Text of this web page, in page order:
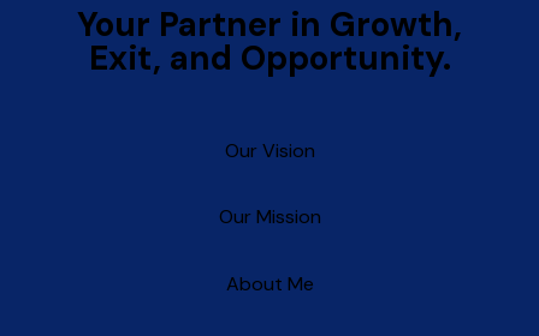
Your Partner in Growth,
Exit, and Opportunity.
Our Vision
Our Mission
About Me